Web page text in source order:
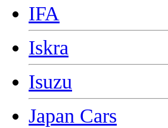
IFA
Iskra
Isuzu
Japan Cars